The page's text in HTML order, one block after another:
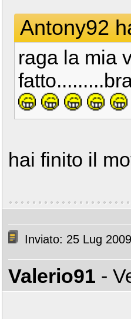
Antony92
raga la mia
hai finito il
Inviato: 25 Lug
Valerio91 -